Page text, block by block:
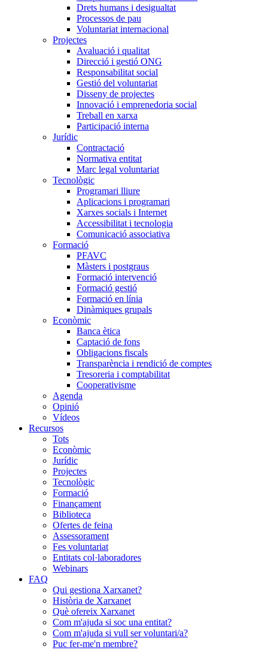
Drets humans i desigualtat
Processos de pau
Voluntariat internacional
Projectes
Avaluació i qualitat
Direcció i gestió ONG
Responsabilitat social
Gestió del voluntariat
Disseny de projectes
Innovació i emprenedoria social
Treball en xarxa
Participació interna
Jurídic
Contractació
Normativa entitat
Marc legal voluntariat
Tecnològic
Programari lliure
Aplicacions i programari
Xarxes socials i Internet
Accessibilitat i tecnologia
Comunicació associativa
Formació
PFAVC
Màsters i postgraus
Formació intervenció
Formació gestió
Formació en línia
Dinàmiques grupals
Econòmic
Banca ètica
Captació de fons
Obligacions fiscals
Transparència i rendició de comptes
Tresoreria i comptabilitat
Cooperativisme
Agenda
Opinió
Vídeos
Recursos
Tots
Econòmic
Jurídic
Projectes
Tecnològic
Formació
Finançament
Biblioteca
Ofertes de feina
Assessorament
Fes voluntariat
Entitats col·laboradores
Webinars
FAQ
Qui gestiona Xarxanet?
Història de Xarxanet
Què ofereix Xarxanet
Com m'ajuda si soc una entitat?
Com m'ajuda si vull ser voluntari/a?
Puc fer-me'n membre?